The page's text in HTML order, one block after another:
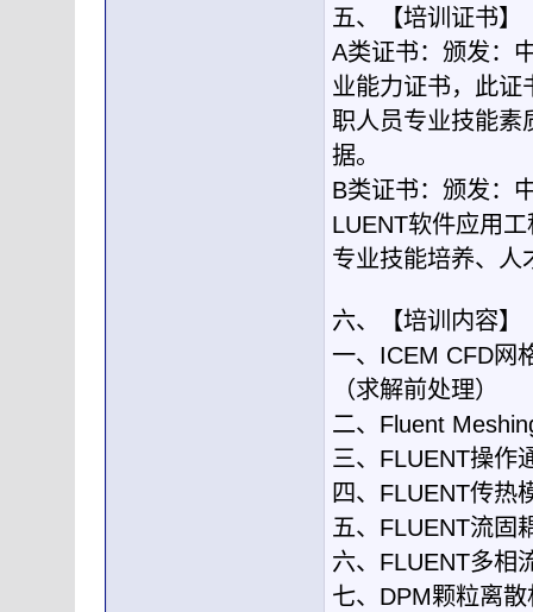
五、【培训证书】
A类证书：颁发：
业能力证书，此证
职人员专业技能素
据。
B类证书：颁发：
LUENT软件应用
专业技能培养、人
六、【培训内容】
一、ICEM CFD网
（求解前处理）
二、Fluent
三、FLUENT操作
四、FLUENT传热
五、FLUENT流固
六、FLUENT多相
七、DPM颗粒离